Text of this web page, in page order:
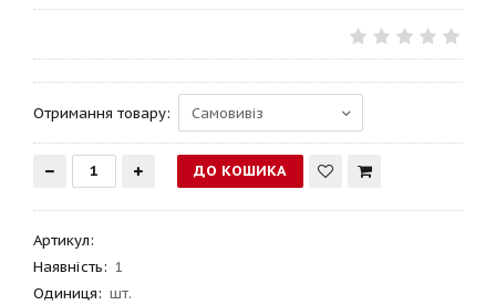
Отримання товару:
Артикул:
Наявність: 1
Одиниця: шт.